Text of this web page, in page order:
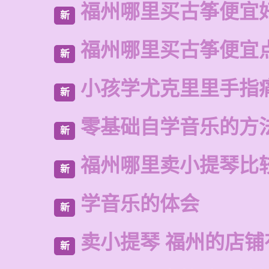
新 福州哪里买古筝便宜
新 福州哪里买古筝便宜
新 小孩学尤克里里手指
新 零基础自学音乐的方
新 福州哪里卖小提琴比
新 学音乐的体会
新 卖小提琴 福州的店